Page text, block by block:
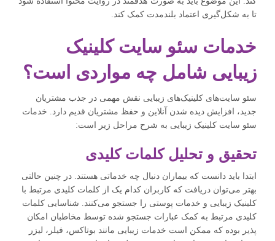
تا به شکل‌گیری اعتماد بلندمدت کمک کند.
خدمات سئو سایت کلینیک
زیبایی شامل چه مواردی است؟
سئو سایت‌های کلینیک‌های زیبایی نقش مهمی در جذب مشتریان
جدید، افزایش دیده ‌شدن آنلاین و حفظ مشتریان قدیم دارد. خدمات
سئو سایت کلینیک زیبایی به شرح مراحل زیر است:
تحقیق و تحلیل کلمات کلیدی
ابتدا باید دانست که بیماران دنبال چه خدماتی هستند. در چنین حالتی
بهتر می‌توان دریافت که کاربران کدام یک از کلمات کلیدی مرتبط با
کلینیک زیبایی و خدمات پوستی را جستجو می‌کنند. شناسایی کلمات
کلیدی مرتبط به کمک عبارات جستجو شده توسط مخاطبان امکان
پذیر بوده که ممکن است خدمات زیبایی مانند بوتاکس، فیلر، لیزر